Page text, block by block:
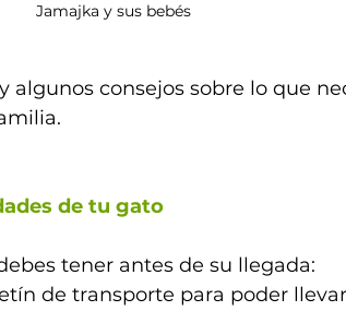
Jamajka y sus bebés
algunos consejos sobre lo que
de tu gato
tener antes de su llegada:
de transporte para poder